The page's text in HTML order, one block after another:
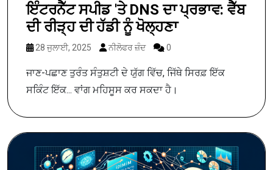
ਇੰਟਰਨੈੱਟ ਸਪੀਡ 'ਤੇ DNS ਦਾ ਪ੍ਰਭਾਵ: ਵੈੱਬ
ਦੀ ਰੀੜ੍ਹ ਦੀ ਹੱਡੀ ਨੂੰ ਖੋਲ੍ਹਣਾ
28 ਜੁਲਾਈ, 2025 ਨੀਲੋਫਰ ਜ਼ੰਦ 0
ਜਾਣ-ਪਛਾਣ ਤੁਰੰਤ ਸੰਤੁਸ਼ਟੀ ਦੇ ਯੁੱਗ ਵਿੱਚ, ਜਿੱਥੇ ਸਿਰਫ਼ ਇੱਕ
ਸਕਿੰਟ ਇੱਕ... ਵਾਂਗ ਮਹਿਸੂਸ ਕਰ ਸਕਦਾ ਹੈ।